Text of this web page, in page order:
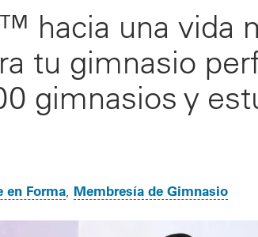
hacia una vida
tu gimnasio
gimnasios y
en Forma Membresía de Gimnasio